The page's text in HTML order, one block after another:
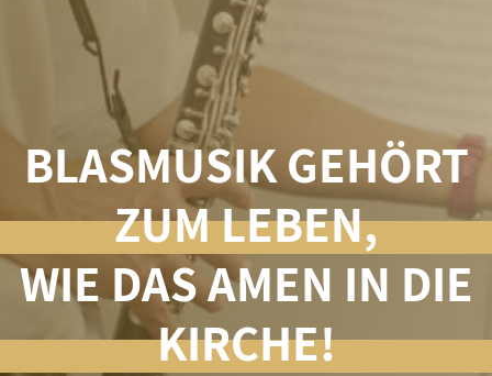
BLASMUSIK GEHÖRT
ZUM LEBEN,
WIE DAS AMEN IN DIE
KIRCHE!